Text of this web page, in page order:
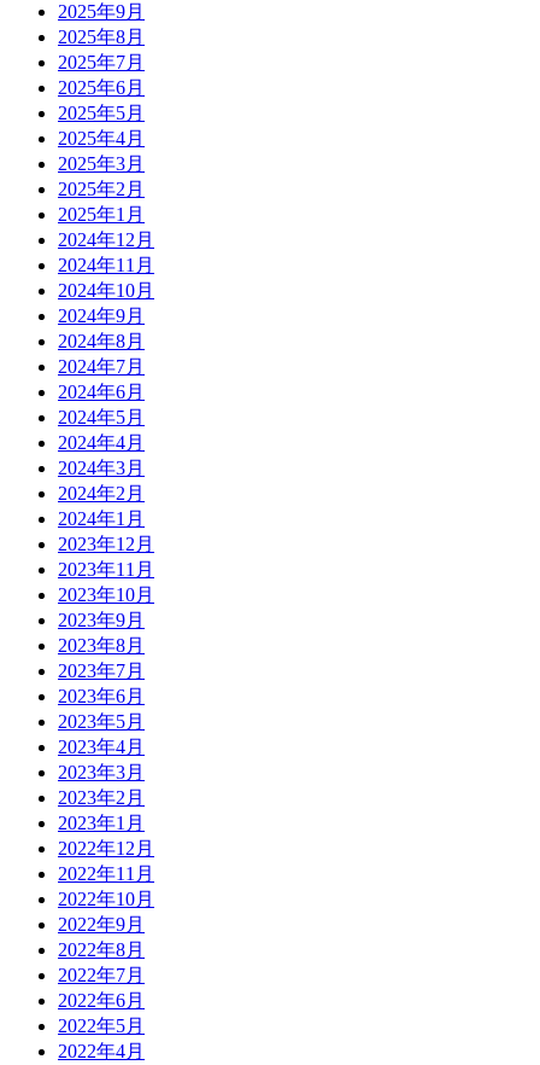
2025年9月
2025年8月
2025年7月
2025年6月
2025年5月
2025年4月
2025年3月
2025年2月
2025年1月
2024年12月
2024年11月
2024年10月
2024年9月
2024年8月
2024年7月
2024年6月
2024年5月
2024年4月
2024年3月
2024年2月
2024年1月
2023年12月
2023年11月
2023年10月
2023年9月
2023年8月
2023年7月
2023年6月
2023年5月
2023年4月
2023年3月
2023年2月
2023年1月
2022年12月
2022年11月
2022年10月
2022年9月
2022年8月
2022年7月
2022年6月
2022年5月
2022年4月